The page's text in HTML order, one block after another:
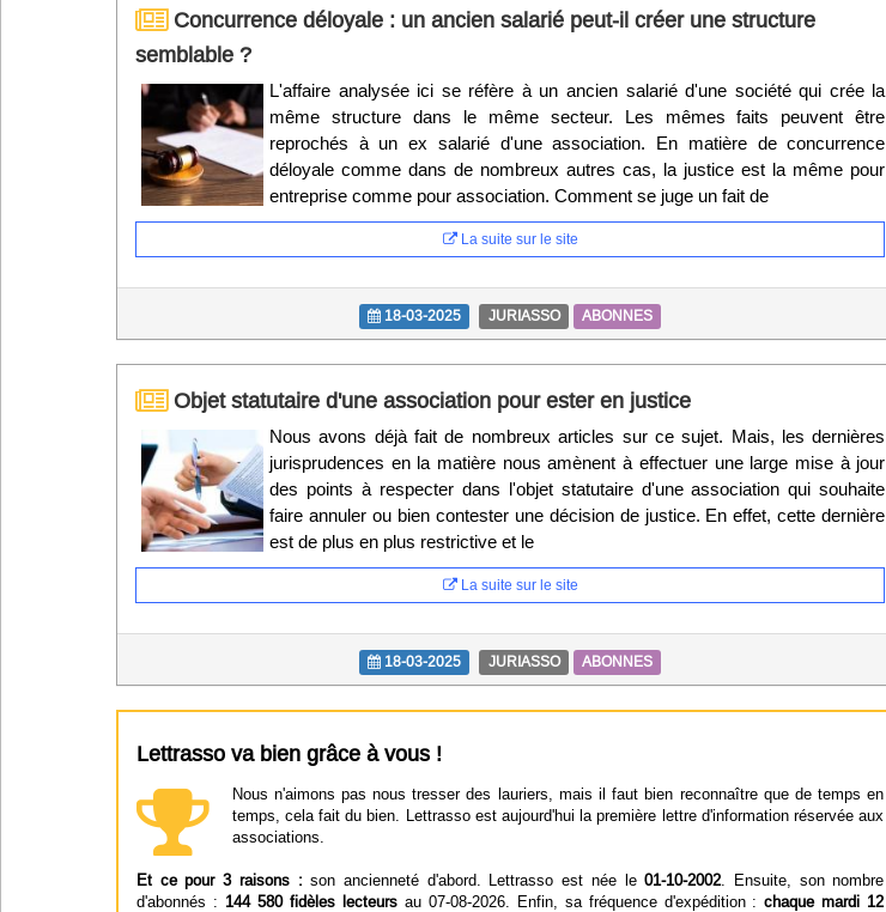
Concurrence déloyale : un ancien salarié peut-il créer une structure
semblable ?
L'affaire analysée ici se réfère à un ancien salarié d'une société qui crée la
même structure dans le même secteur. Les mêmes faits peuvent être
reprochés à un ex salarié d'une association. En matière de concurrence
déloyale comme dans de nombreux autres cas, la justice est la même pour
entreprise comme pour association. Comment se juge un fait de
La suite sur le site
18-03-2025 JURIASSO ABONNES
Objet statutaire d'une association pour ester en justice
Nous avons déjà fait de nombreux articles sur ce sujet. Mais, les dernières
jurisprudences en la matière nous amènent à effectuer une large mise à jour
des points à respecter dans l'objet statutaire d'une association qui souhaite
faire annuler ou bien contester une décision de justice. En effet, cette dernière
est de plus en plus restrictive et le
La suite sur le site
18-03-2025 JURIASSO ABONNES
Lettrasso va bien grâce à vous !
Nous n'aimons pas nous tresser des lauriers, mais il faut bien reconnaître que de temps en
temps, cela fait du bien. Lettrasso est aujourd'hui la première lettre d'information réservée aux
associations.
Et ce pour 3 raisons : son ancienneté d'abord. Lettrasso est née le01-10-2002 . Ensuite, son nombre
d'abonnés : 144 580 fidèles lecteursau 07-08-2026. Enfin, sa fréquence d'expédition :chaque mardi 12